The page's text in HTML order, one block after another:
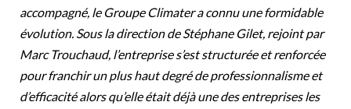
accompagné, le Groupe Climater a connu une formidable
évolution. Sous la direction de Stéphane Gilet, rejoint par
Marc Trouchaud, l’entreprise s’est structurée et renforcée
pour franchir un plus haut degré de professionnalisme et
d’efficacité alors qu’elle était déjà une des entreprises les